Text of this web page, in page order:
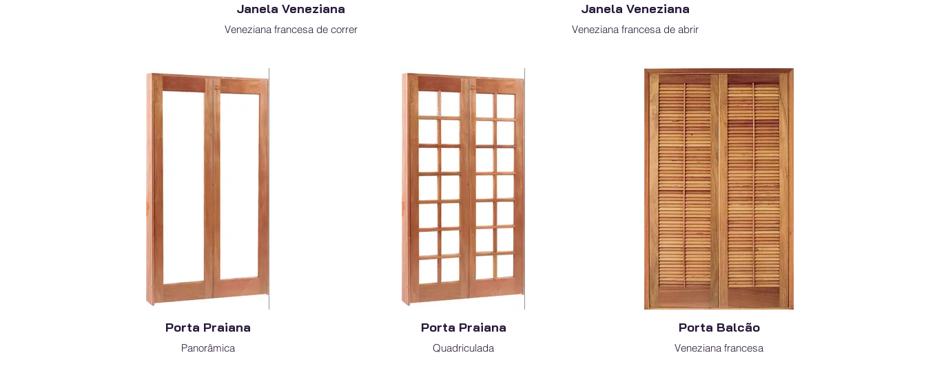
Janela Veneziana
Veneziana francesa de correr
Janela Veneziana
Veneziana francesa de abrir
Porta Praiana
Panorâmica
Porta Praiana
Quadriculada
Porta Balcão
Veneziana francesa